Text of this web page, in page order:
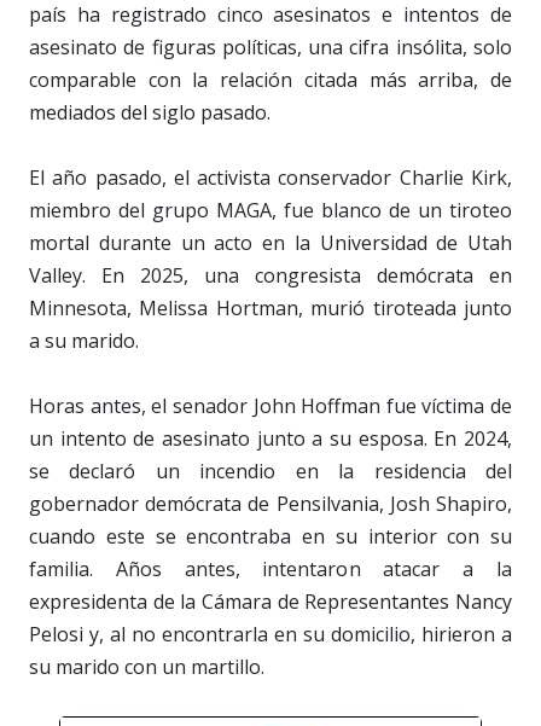
país ha registrado cinco asesinatos e intentos de
asesinato de figuras políticas, una cifra insólita, solo
comparable con la relación citada más arriba, de
mediados del siglo pasado.
El año pasado, el activista conservador Charlie Kirk,
miembro del grupo MAGA, fue blanco de un tiroteo
mortal durante un acto en la Universidad de Utah
Valley. En 2025, una congresista demócrata en
Minnesota, Melissa Hortman, murió tiroteada junto
a su marido.
Horas antes, el senador John Hoffman fue víctima de
un intento de asesinato junto a su esposa. En 2024,
se declaró un incendio en la residencia del
gobernador demócrata de Pensilvania, Josh Shapiro,
cuando este se encontraba en su interior con su
familia. Años antes, intentaron atacar a la
expresidenta de la Cámara de Representantes Nancy
Pelosi y, al no encontrarla en su domicilio, hirieron a
su marido con un martillo.